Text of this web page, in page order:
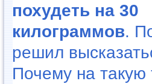
похудеть на 30
килограммов.
решил
Почему на такую